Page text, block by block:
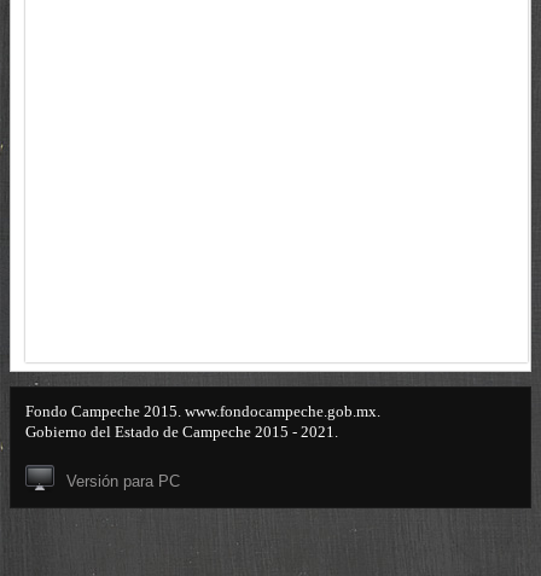
Fondo Campeche 2015. www.fondocampeche.gob.mx.
Gobierno del Estado de Campeche 2015 - 2021.
Versión para PC